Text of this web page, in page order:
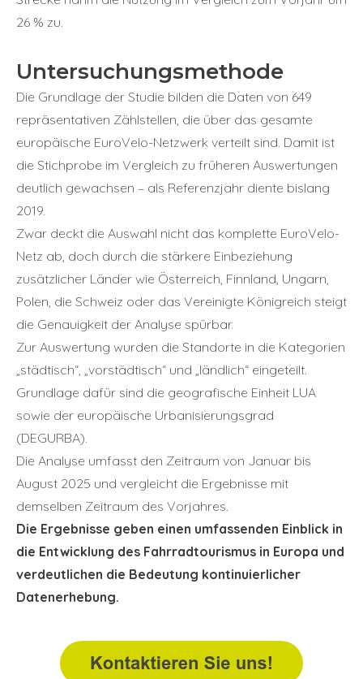
26 % zu.
Untersuchungsmethode
Die Grundlage der Studie bilden die Daten von 649
repräsentativen Zählstellen, die über das gesamte
europäische EuroVelo-Netzwerk verteilt sind. Damit ist
die Stichprobe im Vergleich zu früheren Auswertungen
deutlich gewachsen – als Referenzjahr diente bislang
2019.
Zwar deckt die Auswahl nicht das komplette EuroVelo-
Netz ab, doch durch die stärkere Einbeziehung
zusätzlicher Länder wie Österreich, Finnland, Ungarn,
Polen, die Schweiz oder das Vereinigte Königreich steigt
die Genauigkeit der Analyse spürbar.
Zur Auswertung wurden die Standorte in die Kategorien
„städtisch“, „vorstädtisch“ und „ländlich“ eingeteilt.
Grundlage dafür sind die geografische Einheit LUA
sowie der europäische Urbanisierungsgrad
(DEGURBA).
Die Analyse umfasst den Zeitraum von Januar bis
August 2025 und vergleicht die Ergebnisse mit
demselben Zeitraum des Vorjahres.
Die Ergebnisse geben einen umfassenden Einblick in
die Entwicklung des Fahrradtourismus in Europa und
verdeutlichen die Bedeutung kontinuierlicher
Datenerhebung.